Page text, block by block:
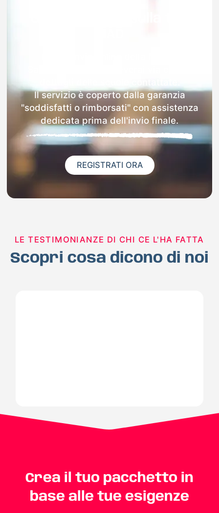
Il servizio è coperto dalla garanzia
"soddisfatti o rimborsati" con assistenza
dedicata prima dell'invio finale.
REGISTRATI ORA
LE TESTIMONIANZE DI CHI CE L'HA FATTA
Scopri cosa dicono di noi
Crea il tuo pacchetto in
base alle tue esigenze